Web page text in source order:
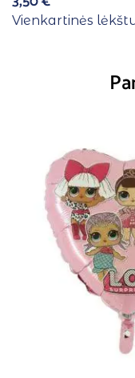
Vienkartinės